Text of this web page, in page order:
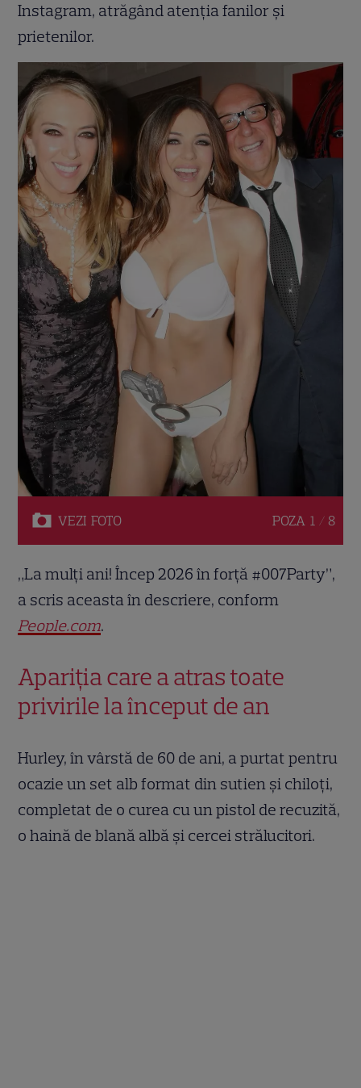
Instagram, atrăgând atenția fanilor și
prietenilor.
VEZI FOTO POZA 1 / 8
„La mulți ani! Încep 2026 în forță #007Party”,
a scris aceasta în descriere, conform
People.com.
Apariția care a atras toate
privirile la început de an
Hurley, în vârstă de 60 de ani, a purtat pentru
ocazie un set alb format din sutien și chiloți,
completat de o curea cu un pistol de recuzită,
o haină de blană albă și cercei strălucitori.